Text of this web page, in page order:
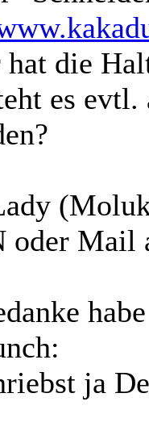
hat die
es
oder Mail
ja